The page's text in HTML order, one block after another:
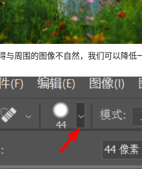
周围的图像不自然，我们可以降低